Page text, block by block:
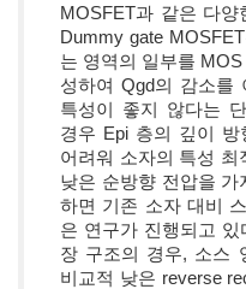
MOSFET과 같은 다
Dummy gate
는 영역의 일부를
성하여 Qgd의 감소를
특성이 좋지 않다는
경우 Epi 층의 깊이 방
어려워 소자의 특성 최
낮은 순방향 전압을
하면 기존 소자 대비
은 연구가 진행되고 있
장 구조의 경우, 소스
비교적 낮은 reverse